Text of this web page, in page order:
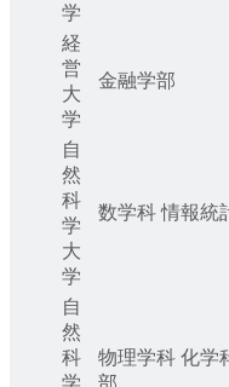
学
経
営
大
学
金融学部
自
然
科
学
大
学
数学科 情報統
自
然
科
学
物理学科 化学
部